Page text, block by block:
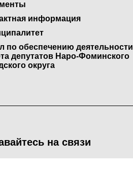
информация
по обеспечению деятельности
депутатов Наро-Фоминского
округа
на связи